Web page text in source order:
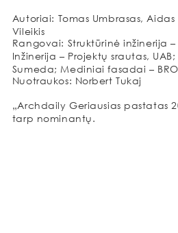
Autoriai: Tomas Umbrasas,
Vileikis
Rangovai: Struktūrinė inžinerija –
Inžinerija – Projektų srautas,
Sumeda; Mediniai fasadai –
Nuotraukos: Norbert Tukaj
„Archdaily Geriausias pastatas
tarp nominantų.